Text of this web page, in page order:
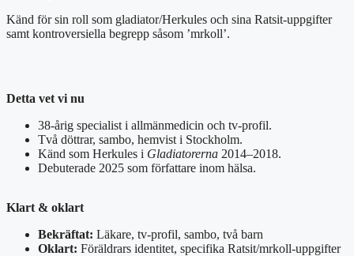
Känd för sin roll som gladiator/Herkules och sina Ratsit-uppgifter
samt kontroversiella begrepp såsom ’mrkoll’.
Detta vet vi nu
38-årig specialist i allmänmedicin och tv-profil.
Två döttrar, sambo, hemvist i Stockholm.
Känd som Herkules i Gladiatorerna 2014–2018.
Debuterade 2025 som författare inom hälsa.
Klart & oklart
Bekräftat: Läkare, tv-profil, sambo, två barn
Oklart: Föräldrars identitet, specifika Ratsit/mrkoll-uppgifter